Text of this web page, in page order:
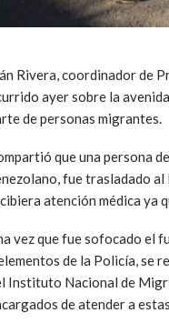
Rivera, coordinador de
ayer sobre la
de personas migrantes.
que una persona
fue trasladado al
atención médica ya
vez que fue sofocado el
de la Policía, se
Instituto Nacional de
de atender a